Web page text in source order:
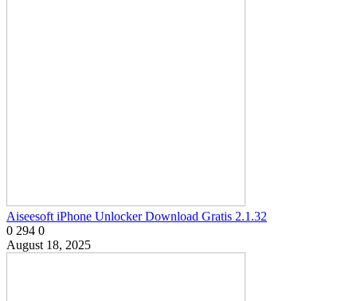
Aiseesoft iPhone Unlocker Download Gratis 2.1.32
0 294 0
August 18, 2025